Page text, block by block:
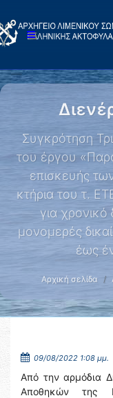
Συγκρότηση
του έργου
επισκευής
κτήρια του τ.
για
μονομερές
έως
Αρχική σελίδα
09/08/2022 1:08 μμ.
Από την αρμόδια
Αποθηκών της